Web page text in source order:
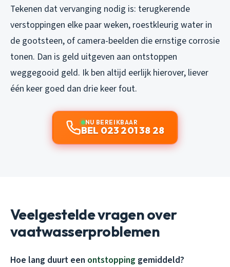
Tekenen dat vervanging nodig is: terugkerende
verstoppingen elke paar weken, roestkleurig water in
de gootsteen, of camera-beelden die ernstige corrosie
tonen. Dan is geld uitgeven aan ontstoppen
weggegooid geld. Ik ben altijd eerlijk hierover, liever
één keer goed dan drie keer fout.
NU BEREIKBAAR
BEL 023 201 38 28
Veelgestelde vragen over
vaatwasserproblemen
Hoe lang duurt een ontstopping gemiddeld?